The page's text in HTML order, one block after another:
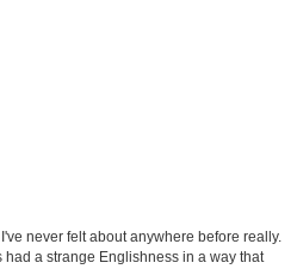
never felt about anywhere before really.
had a strange Englishness in a way that